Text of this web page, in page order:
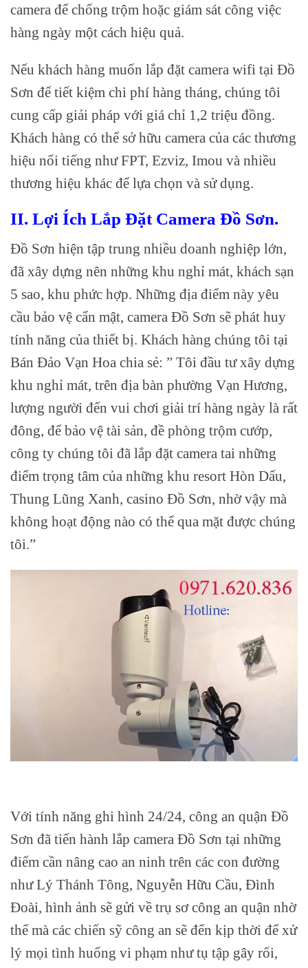
camera để chống trộm hoặc giám sát công việc
hàng ngày một cách hiệu quả.
Nếu khách hàng muốn lắp đặt camera wifi tại Đồ
Sơn để tiết kiệm chi phí hàng tháng, chúng tôi
cung cấp giải pháp với giá chỉ 1,2 triệu đồng.
Khách hàng có thể sở hữu camera của các thương
hiệu nổi tiếng như FPT, Ezviz, Imou và nhiều
thương hiệu khác để lựa chọn và sử dụng.
II. Lợi Ích Lắp Đặt Camera Đồ Sơn.
Đồ Sơn hiện tập trung nhiều doanh nghiệp lớn,
đã xây dựng nên những khu nghỉ mát, khách sạn
5 sao, khu phức hợp. Những địa điểm này yêu
cầu bảo vệ cẩn mật, camera Đồ Sơn sẽ phát huy
tính năng của thiết bị. Khách hàng chúng tôi tại
Bán Đảo Vạn Hoa chia sẻ: ” Tôi đầu tư xây dựng
khu nghỉ mát, trên địa bàn phường Vạn Hương,
lượng người đến vui chơi giải trí hàng ngày là rất
đông, để bảo vệ tài sản, đề phòng trộm cướp,
công ty chúng tôi đã lắp đặt camera tai những
điểm trọng tâm của những khu resort Hòn Dấu,
Thung Lũng Xanh, casino Đồ Sơn, nhờ vậy mà
không hoạt động nào có thể qua mặt được chúng
tôi.”
Với tính năng ghi hình 24/24, công an quận Đồ
Sơn đã tiến hành lắp camera Đồ Sơn tại những
điểm cần nâng cao an ninh trên các con đường
như Lý Thánh Tông, Nguyễn Hữu Cầu, Đình
Đoài, hình ảnh sẽ gửi về trụ sơ công an quận nhờ
thế mà các chiến sỹ công an sẽ đến kịp thời để xử
lý mọi tình huống vi phạm như tụ tập gây rối,